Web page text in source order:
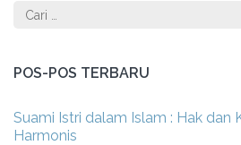
Cari
POS-POS TERBARU
Suami Istri dalam Islam : Hak dan
Harmonis